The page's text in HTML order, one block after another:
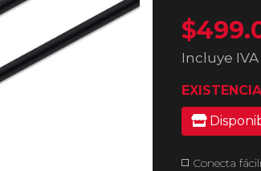
Incluye IVA
◻️ Conecta